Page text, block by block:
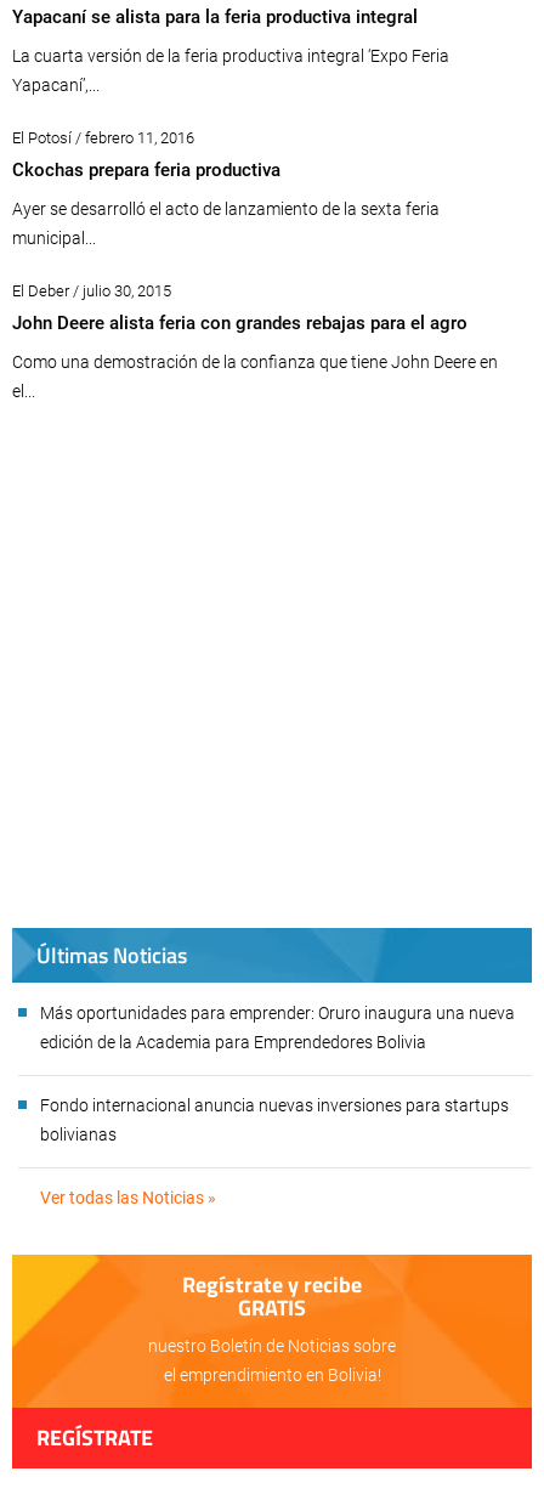
Yapacaní se alista para la feria productiva integral
La cuarta versión de la feria productiva integral ‘Expo Feria
Yapacaní’,...
El Potosí / febrero 11, 2016
Ckochas prepara feria productiva
Ayer se desarrolló el acto de lanzamiento de la sexta feria
municipal...
El Deber / julio 30, 2015
John Deere alista feria con grandes rebajas para el agro
Como una demostración de la confianza que tiene John Deere en
el...
Últimas Noticias
Más oportunidades para emprender: Oruro inaugura una nueva
edición de la Academia para Emprendedores Bolivia
Fondo internacional anuncia nuevas inversiones para startups
bolivianas
Ver todas las Noticias »
Regístrate y recibe
GRATIS
nuestro Boletín de Noticias sobre
el emprendimiento en Bolivia!
REGÍSTRATE